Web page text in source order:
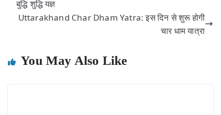
बुद्धि शुद्धि यज्ञ
Uttarakhand Char Dham Yatra: इस दिन से शुरू होगी
चार धाम यात्रा
You May Also Like